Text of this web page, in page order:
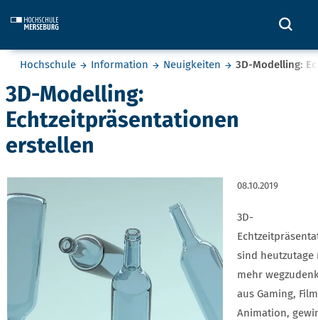
Sie befinden sich hier:
Hochschule Information Neuigkeiten 3D-Modelling:
3D-Modelling:
Echtzeitpräsentationen
erstellen
08.10.2019
3D-
sind heutzutage
mehr
aus Gaming,
Animation,